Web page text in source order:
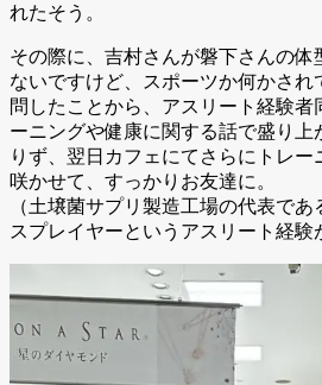
れたそう。
その際に、吉村さんが磐下さんの体
ないですけど、スポーツか何かさ
問したことから、アスリート経験者
ーニングや健康に関する話で盛り上
りず、翌日カフェにてさらにトレ
咲かせて、すっかりお友達に。
（土壌菌サプリ製造工場の代表で
スプレイヤーというアスリート経験